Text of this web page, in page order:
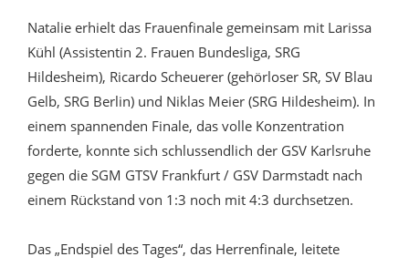
Natalie erhielt das Frauenfinale gemeinsam mit Larissa
Kühl (Assistentin 2. Frauen Bundesliga, SRG
Hildesheim), Ricardo Scheuerer (gehörloser SR, SV Blau
Gelb, SRG Berlin) und Niklas Meier (SRG Hildesheim). In
einem spannenden Finale, das volle Konzentration
forderte, konnte sich schlussendlich der GSV Karlsruhe
gegen die SGM GTSV Frankfurt / GSV Darmstadt nach
einem Rückstand von 1:3 noch mit 4:3 durchsetzen.
Das „Endspiel des Tages“, das Herrenfinale, leitete